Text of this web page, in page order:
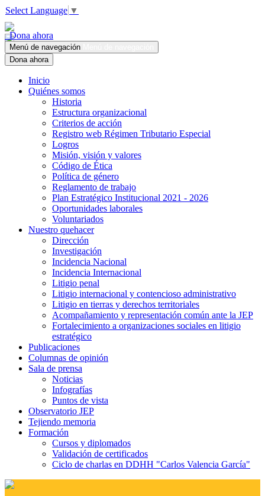
Select Language ▼
Dona ahora
Menú de navegación
Dona ahora
Inicio
Quiénes somos
Historia
Estructura organizacional
Criterios de acción
Registro web Régimen Tributario Especial
Logros
Misión, visión y valores
Código de Ética
Política de género
Reglamento de trabajo
Plan Estratégico Institucional 2021 - 2026
Oportunidades laborales
Voluntariados
Nuestro quehacer
Dirección
Investigación
Incidencia Nacional
Incidencia Internacional
Litigio penal
Litigio internacional y contencioso administrativo
Litigio en tierras y derechos territoriales
Acompañamiento y representación común ante la JEP
Fortalecimiento a organizaciones sociales en litigio
estratégico
Publicaciones
Columnas de opinión
Sala de prensa
Noticias
Infografías
Puntos de vista
Observatorio JEP
Tejiendo memoria
Formación
Cursos y diplomados
Validación de certificados
Ciclo de charlas en DDHH "Carlos Valencia García"